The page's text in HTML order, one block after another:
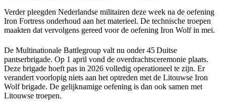
Verder pleegden Nederlandse militairen deze week na de oefening
Iron Fortress onderhoud aan het materieel. De technische troepen
maakten dat vervolgens gereed voor de oefening Iron Wolf in mei.
De Multinationale Battlegroup valt nu onder 45Duitse
pantserbrigade. Op 1 april vond de overdrachtsceremonie plaats.
Deze brigade hoeft pas in 2026 volledig operationeel te zijn. Er
verandert voorlopig niets aan het optreden met de Litouwse Iron
Wolf brigade. De gelijknamige oefening is dan ook samen met
Litouwse troepen.